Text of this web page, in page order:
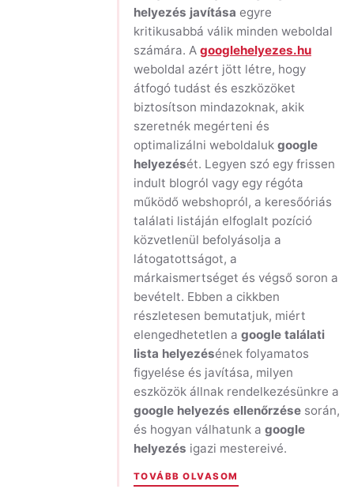
helyezés javítása egyre
kritikusabbá válik minden weboldal
számára. A googlehelyezes.hu
weboldal azért jött létre, hogy
átfogó tudást és eszközöket
biztosítson mindazoknak, akik
szeretnék megérteni és
optimalizálni weboldaluk google
helyezését. Legyen szó egy frissen
indult blogról vagy egy régóta
működő webshopról, a keresőóriás
találati listáján elfoglalt pozíció
közvetlenül befolyásolja a
látogatottságot, a
márkaismertséget és végső soron a
bevételt. Ebben a cikkben
részletesen bemutatjuk, miért
elengedhetetlen a google találati
lista helyezésének folyamatos
figyelése és javítása, milyen
eszközök állnak rendelkezésünkre a
google helyezés ellenőrzése során,
és hogyan válhatunk a google
helyezés igazi mestereivé.
TOVÁBB OLVASOM